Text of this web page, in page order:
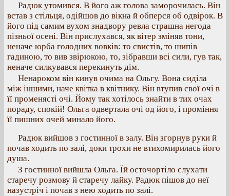
Радюк утомився. В його аж голова заморочилась. Він
встав з стільця, одійшов до вікна й обперся об одвірок. В
його під самим вухом знадвору ревла страшна негода
пізньої осені. Він прислухався, як вітер зміняв тони,
неначе юрба голодних вовків: то свистів, то шипів
гадиною, то вив звірюкою, то, зібравши всі сили, гув так,
неначе силкувався перекинуть дім.
Ненароком він кинув очима на Ольгу. Вона сиділа
між іншими, наче квітка в квітнику. Він втупив свої очі в
її променясті очі. Йому так хотілось знайти в тих очах
пораду, спокій! Ольга одвертала очі од його, і проміння
її пишних очей минало його.
Радюк вийшов з гостинної в залу. Він згорнув руки й
почав ходить по залі, доки трохи не втихомирилась його
душа.
З гостинної вийшла Ольга. Їй осточортіло слухати
старечу розмову й старечу лайку. Радюк пішов до неї
назустріч і почав з нею ходить по залі.